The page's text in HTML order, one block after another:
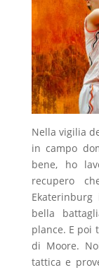
Nella vigilia
in campo
bene, ho
recupero
bella
plance. E poi
di Moore.
tattica e